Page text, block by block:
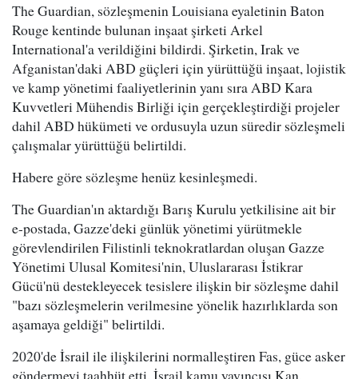
The Guardian, sözleşmenin Louisiana eyaletinin Baton
Rouge kentinde bulunan inşaat şirketi Arkel
International'a verildiğini bildirdi. Şirketin, Irak ve
Afganistan'daki ABD güçleri için yürüttüğü inşaat, lojistik
ve kamp yönetimi faaliyetlerinin yanı sıra ABD Kara
Kuvvetleri Mühendis Birliği için gerçekleştirdiği projeler
dahil ABD hükümeti ve ordusuyla uzun süredir sözleşmeli
çalışmalar yürüttüğü belirtildi.
Habere göre sözleşme henüz kesinleşmedi.
The Guardian'ın aktardığı Barış Kurulu yetkilisine ait bir
e-postada, Gazze'deki günlük yönetimi yürütmekle
görevlendirilen Filistinli teknokratlardan oluşan Gazze
Yönetimi Ulusal Komitesi'nin, Uluslararası İstikrar
Gücü'nü destekleyecek tesislere ilişkin bir sözleşme dahil
"bazı sözleşmelerin verilmesine yönelik hazırlıklarda son
aşamaya geldiği" belirtildi.
2020'de İsrail ile ilişkilerini normalleştiren Fas, güce asker
göndermeyi taahhüt etti. İsrail kamu yayıncısı Kan,